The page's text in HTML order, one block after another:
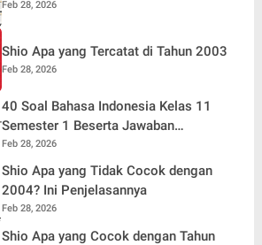
Feb 28, 2026
Shio Apa yang Tercatat di Tahun 2003
Feb 28, 2026
40 Soal Bahasa Indonesia Kelas 11
Semester 1 Beserta Jawaban
Terlengkap
Feb 28, 2026
Shio Apa yang Tidak Cocok dengan
2004? Ini Penjelasannya
Feb 28, 2026
Shio Apa yang Cocok dengan Tahun